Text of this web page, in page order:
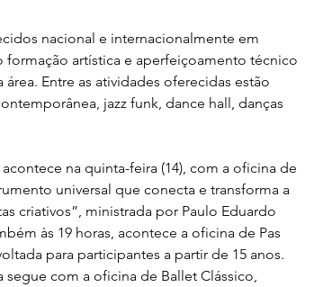
artística e aperfeiçoamento técnico
Entre as atividades oferecidas estão
jazz funk, dance hall, danças
na quinta-feira (14), com a oficina de
universal que conecta e transforma a
criativos”, ministrada por Paulo Eduardo
às 19 horas, acontece a oficina de Pas
para participantes a partir de 15 anos.
com a oficina de Ballet Clássico,